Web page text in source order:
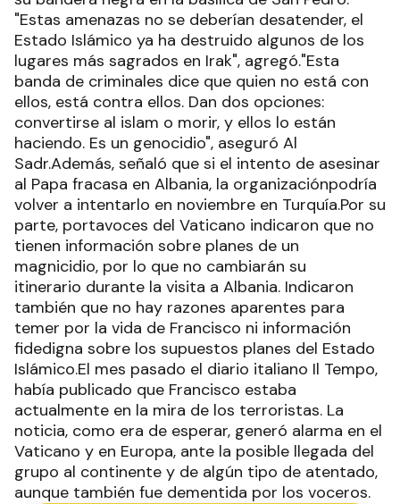
"Estas amenazas no se deberían desatender, el
Estado Islámico ya ha destruido algunos de los
lugares más sagrados en Irak", agregó."Esta
banda de criminales dice que quien no está con
ellos, está contra ellos. Dan dos opciones:
convertirse al islam o morir, y ellos lo están
haciendo. Es un genocidio", aseguró Al
Sadr.Además, señaló que si el intento de asesinar
al Papa fracasa en Albania, la organizaciónpodría
volver a intentarlo en noviembre en Turquía.Por su
parte, portavoces del Vaticano indicaron que no
tienen información sobre planes de un
magnicidio, por lo que no cambiarán su
itinerario durante la visita a Albania. Indicaron
también que no hay razones aparentes para
temer por la vida de Francisco ni información
fidedigna sobre los supuestos planes del Estado
Islámico.El mes pasado el diario italiano Il Tempo,
había publicado que Francisco estaba
actualmente en la mira de los terroristas. La
noticia, como era de esperar, generó alarma en el
Vaticano y en Europa, ante la posible llegada del
grupo al continente y de algún tipo de atentado,
aunque también fue dementida por los voceros.